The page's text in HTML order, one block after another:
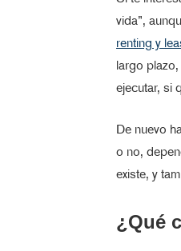
vida”,
renting y
largo
ejecutar, si
De nuevo
o no,
existe, y
¿Qué